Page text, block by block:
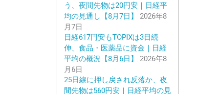
う、夜間先物は20円安｜日経平
均の見通し【8月7日】
2026年8
月7日
日経617円安もTOPIXは3日続
伸、食品・医薬品に資金｜日経
平均の概況【8月6日】
2026年8
月6日
25日線に押し戻され反落か、夜
間先物は560円安｜日経平均の見